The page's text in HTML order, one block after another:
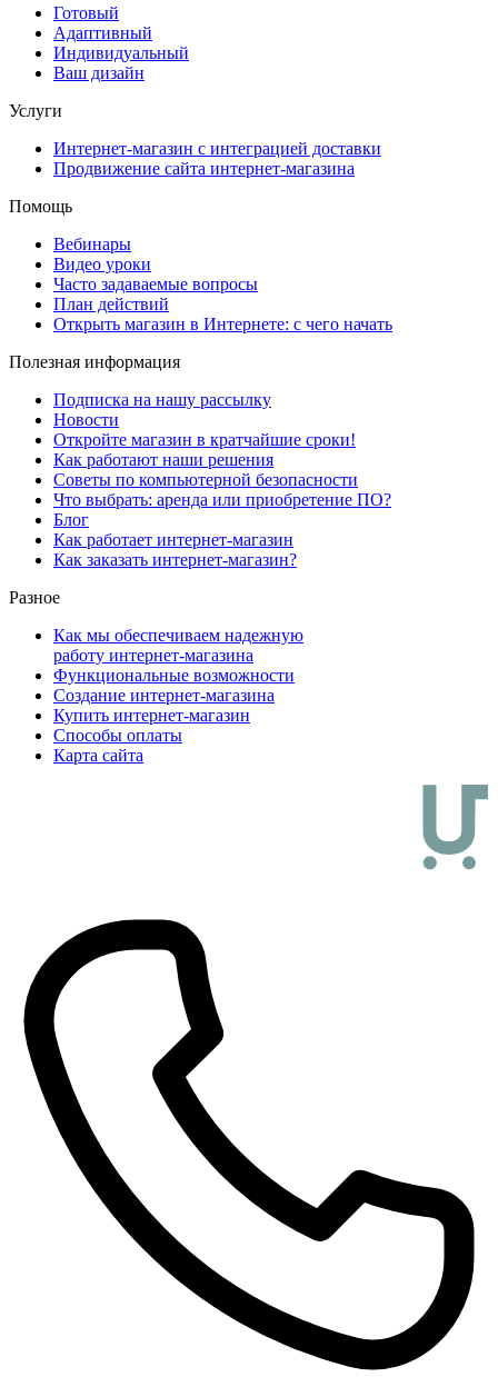
Готовый
Адаптивный
Индивидуальный
Ваш дизайн
Услуги
Интернет-магазин с интеграцией доставки
Продвижение сайта интернет-магазина
Помощь
Вебинары
Видео уроки
Часто задаваемые вопросы
План действий
Открыть магазин в Интернете: с чего начать
Полезная информация
Подписка на нашу рассылку
Новости
Откройте магазин в кратчайшие сроки!
Как работают наши решения
Советы по компьютерной безопасности
Что выбрать: аренда или приобретение ПО?
Блог
Как работает интернет-магазин
Как заказать интернет-магазин?
Разное
Как мы обеспечиваем надежную
работу интернет-магазина
Функциональные возможности
Создание интернет-магазина
Купить интернет-магазин
Способы оплаты
Карта сайта